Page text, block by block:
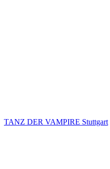
TANZ DER VAMPIRE Stuttgart